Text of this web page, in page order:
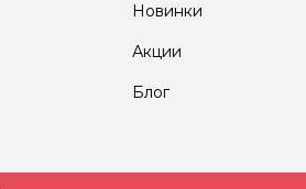
Новинки
Акции
Блог